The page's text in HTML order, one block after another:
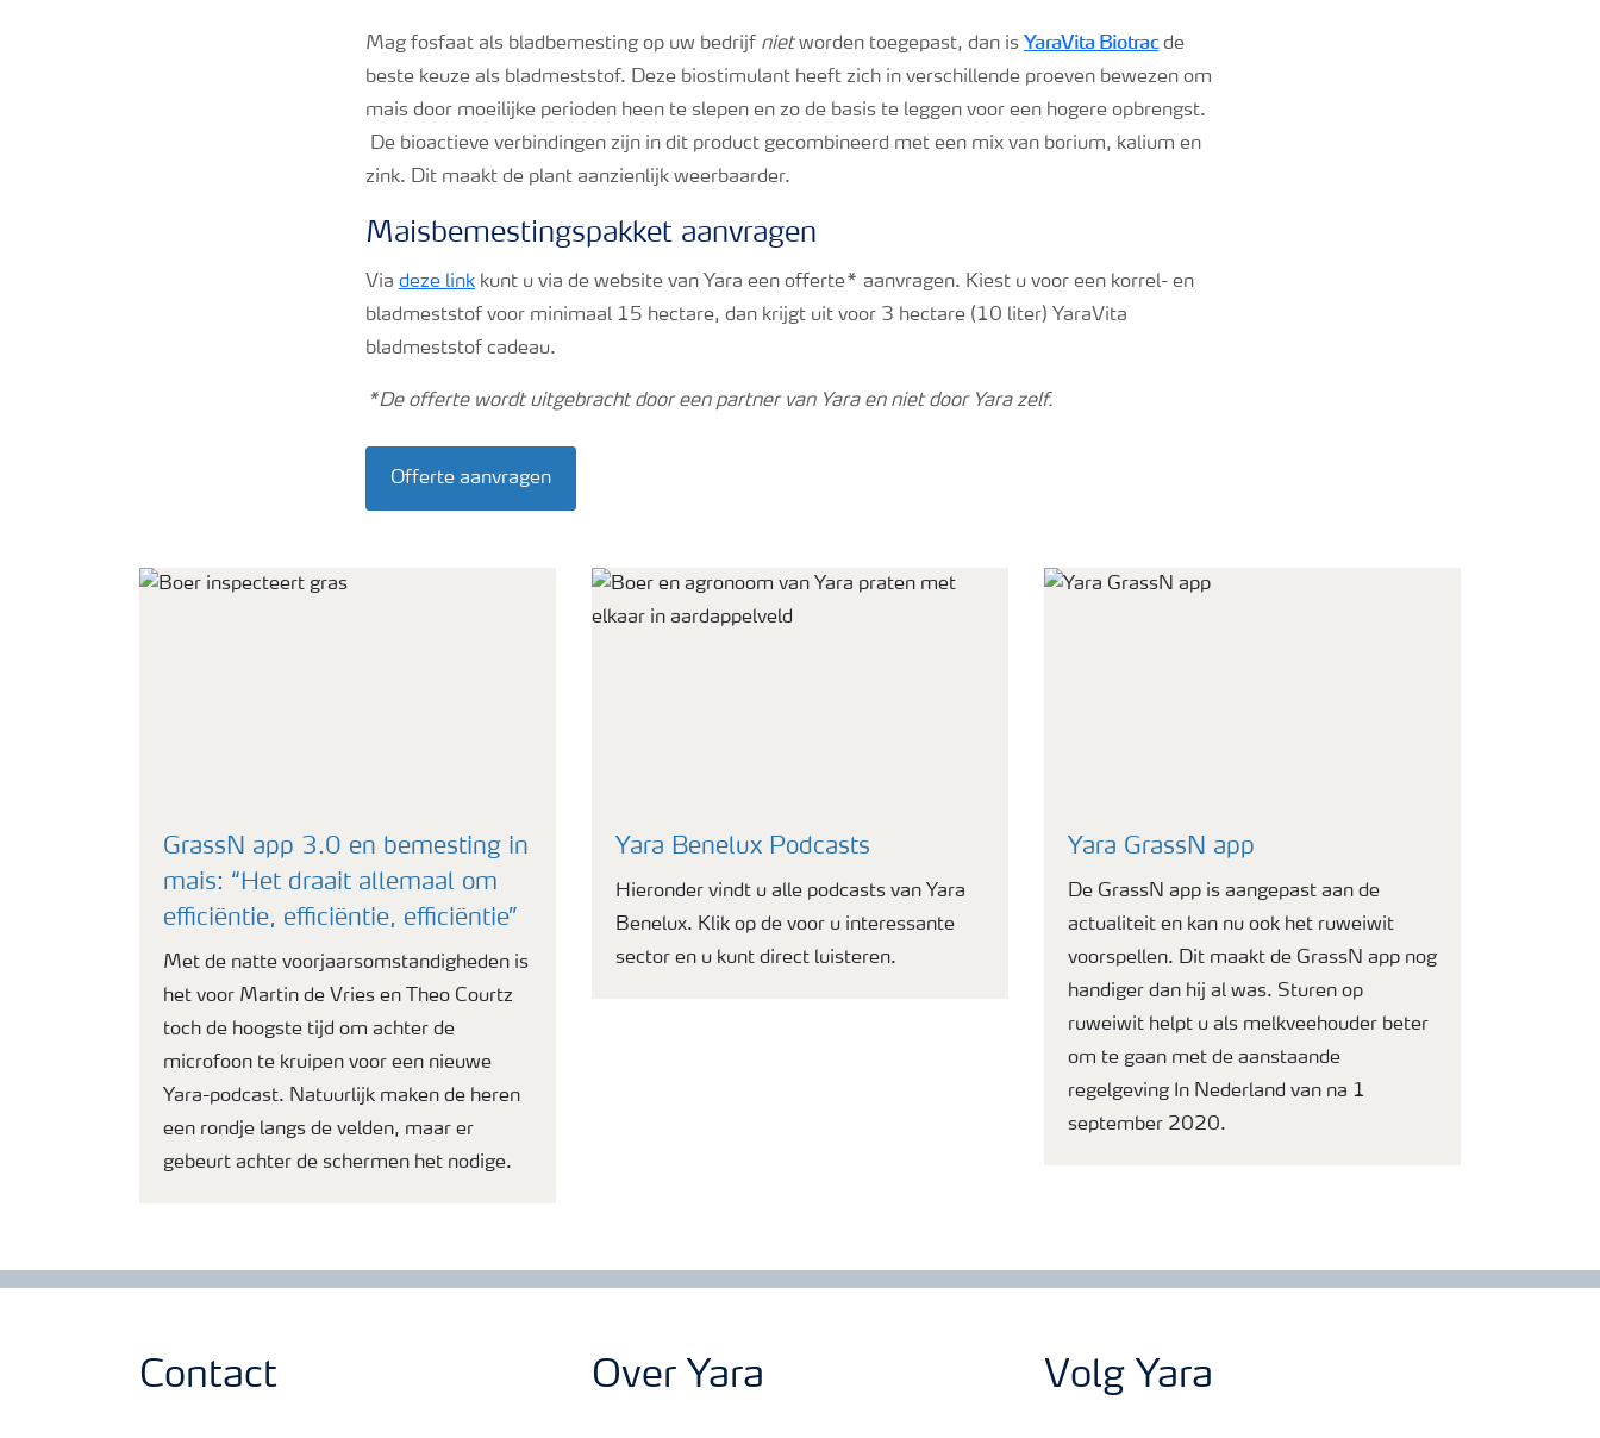
Mag fosfaat als bladbemesting op uw bedrijf nietworden toegepast, dan is YaraVita Biotracde
beste keuze als bladmeststof. Deze biostimulant heeft zich in verschillende proeven bewezen om
mais door moeilijke perioden heen te slepen en zo de basis te leggen voor een hogere opbrengst.
De bioactieve verbindingen zijn in dit product gecombineerd met een mix van borium, kalium en
zink. Dit maakt de plant aanzienlijk weerbaarder.
Maisbemestingspakket aanvragen
Via deze link kunt u via de website van Yara een offerte* aanvragen. Kiest u voor een korrel- en
bladmeststof voor minimaal 15 hectare, dan krijgt uit voor 3 hectare (10 liter) YaraVita
bladmeststof cadeau.
*De offerte wordt uitgebracht door een partner van Yara en niet door Yara zelf.
Offerte aanvragen
GrassN app 3.0 en bemesting in
mais: “Het draait allemaal om
efficiëntie, efficiëntie, efficiëntie”
Met de natte voorjaarsomstandigheden is
het voor Martin de Vries en Theo Courtz
toch de hoogste tijd om achter de
microfoon te kruipen voor een nieuwe
Yara-podcast. Natuurlijk maken de heren
een rondje langs de velden, maar er
gebeurt achter de schermen het nodige.
Yara Benelux Podcasts
Hieronder vindt u alle podcasts van Yara
Benelux. Klik op de voor u interessante
sector en u kunt direct luisteren.
Yara GrassN app
De GrassN app is aangepast aan de
actualiteit en kan nu ook het ruweiwit
voorspellen. Dit maakt de GrassN app nog
handiger dan hij al was. Sturen op
ruweiwit helpt u als melkveehouder beter
om te gaan met de aanstaande
regelgeving In Nederland van na 1
september 2020.
Contact Over Yara Volg Yara